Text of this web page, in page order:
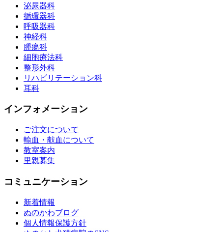
泌尿器科
循環器科
呼吸器科
神経科
腫瘍科
細胞療法科
整形外科
リハビリテーション科
耳科
インフォメーション
ご注文について
輸血・献血について
教室案内
里親募集
コミュニケーション
新着情報
ぬのかわブログ
個人情報保護方針